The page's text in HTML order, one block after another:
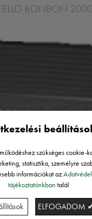
BONBON
szükséges cookie-
statisztika, személyre
információkat az
tájékoztatónkban talál
ELFOGADOM